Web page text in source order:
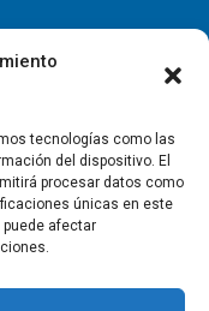
tecnologías como las
del dispositivo. El
procesar datos como
únicas en este
afectar